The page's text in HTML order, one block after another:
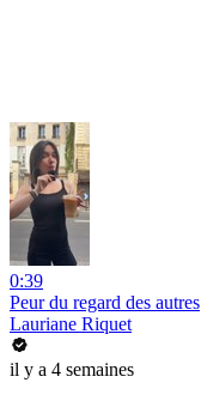
0:39
Peur du regard des autres
Lauriane Riquet
il y a 4 semaines